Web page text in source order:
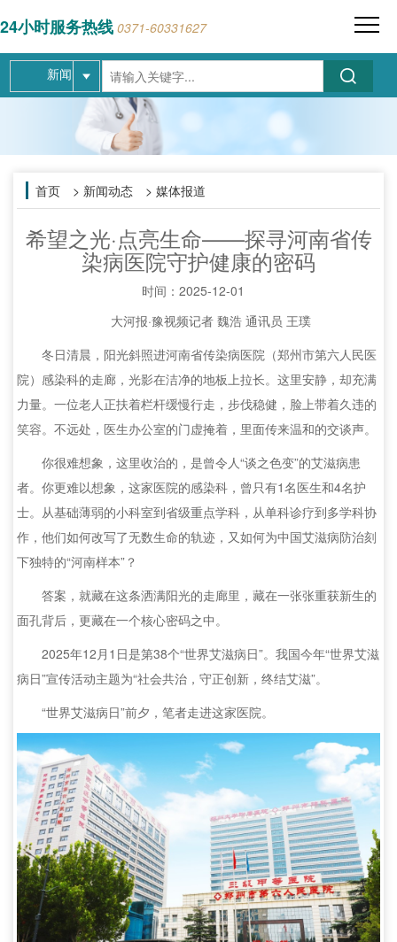
24小时服务热线 0371-60331627
新闻
首页 > 新闻动态 > 媒体报道
希望之光·点亮生命——探寻河南省传
染病医院守护健康的密码
时间： 2025-12-01
大河报·豫视频记者 魏浩 通讯员 王璞
冬日清晨，阳光斜照进河南省传染病医院（郑州市第六人民医
院）感染科的走廊，光影在洁净的地板上拉长。这里安静，却充满
力量。一位老人正扶着栏杆缓慢行走，步伐稳健，脸上带着久违的
笑容。不远处，医生办公室的门虚掩着，里面传来温和的交谈声。
你很难想象，这里收治的，是曾令人“谈之色变”的艾滋病患
者。你更难以想象，这家医院的感染科，曾只有1名医生和4名护
士。从基础薄弱的小科室到省级重点学科，从单科诊疗到多学科协
作，他们如何改写了无数生命的轨迹，又如何为中国艾滋病防治刻
下独特的“河南样本”？
答案，就藏在这条洒满阳光的走廊里，藏在一张张重获新生的
面孔背后，更藏在一个核心密码之中。
2025年12月1日是第38个“世界艾滋病日”。我国今年“世界艾滋
病日”宣传活动主题为“社会共治，守正创新，终结艾滋”。
“世界艾滋病日”前夕，笔者走进这家医院。